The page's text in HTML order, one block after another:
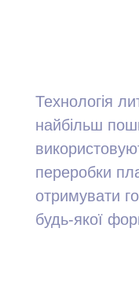
Технологія
найбільш
переробки
отримувати
будь-якої